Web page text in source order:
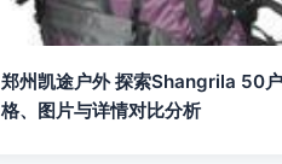
郑州凯途户外 探索Shangrila 50
格、图片与详情对比分析